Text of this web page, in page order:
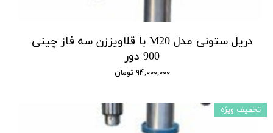
دریل ستونی مدل M20 با قلاویززن سه فاز چینی
900 دور
۹۴,۰۰۰,۰۰۰ تومان
تخفیف ویژه